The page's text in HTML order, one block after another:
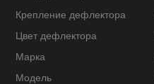
Крепление дефлектора
Цвет дефлектора
Марка
Модель